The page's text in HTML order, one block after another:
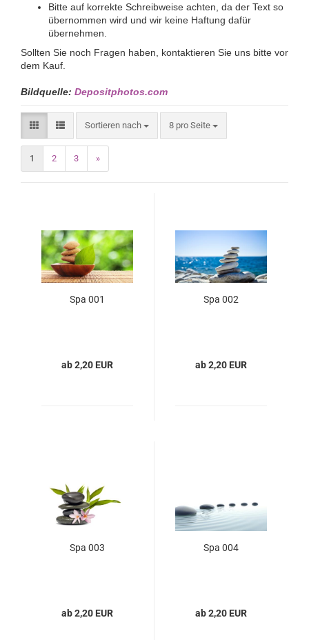
Bitte auf korrekte Schreibweise achten, da der Text so
übernommen wird und wir keine Haftung dafür
übernehmen.
Sollten Sie noch Fragen haben, kontaktieren Sie uns bitte vor
dem Kauf.
Bildquelle: Depositphotos.com
Sortieren nach 8 pro Seite
1 2 3 »
Spa 001
ab 2,20 EUR
Spa 002
ab 2,20 EUR
Spa 003
ab 2,20 EUR
Spa 004
ab 2,20 EUR